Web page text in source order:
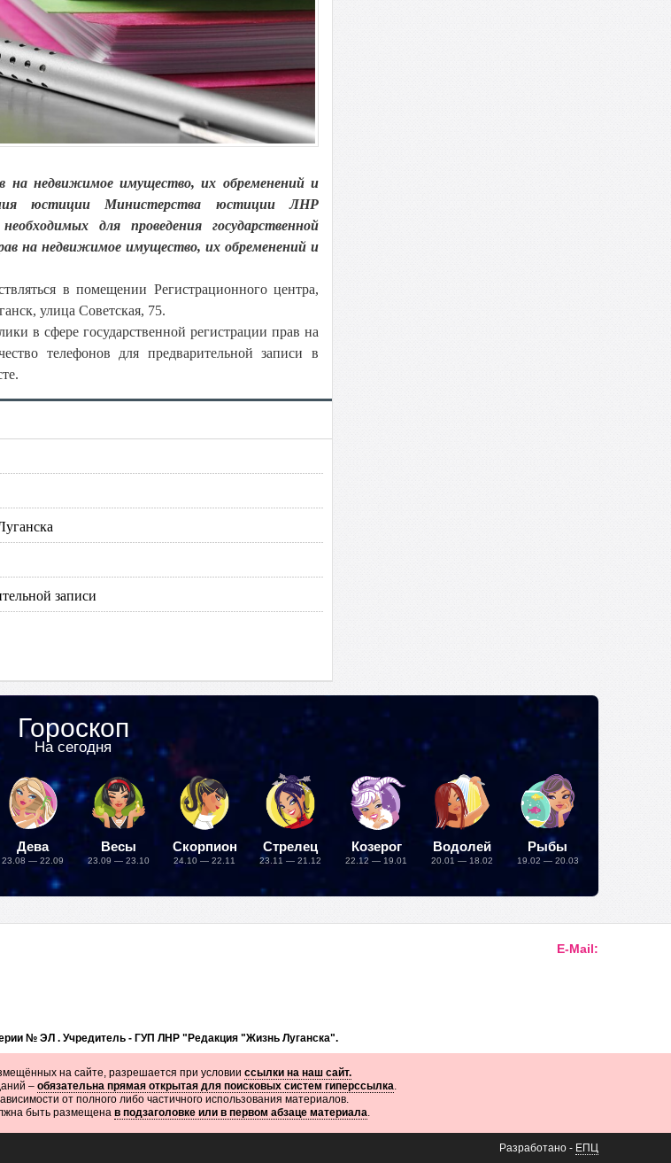
на недвижимое имущество, их обременений и
юстиции Министерства юстиции ЛНР
для проведения государственной
на недвижимое имущество, их обременений и
в помещении Регистрационного центра,
улица Советская, 75.
в сфере государственной регистрации прав на
телефонов для предварительной записи в
записи
Гороскоп
На сегодня
Дева
23.08 — 22.09
Весы
23.09 — 23.10
Скорпион
24.10 — 22.11
Стрелец
23.11 — 21.12
Козерог
22.12 — 19.01
Водолей
20.01 — 18.02
Рыбы
19.02 — 20.03
E-Mail:
№ ЭЛ . Учредитель - ГУП ЛНР "Редакция "Жизнь Луганска".
на сайте, разрешается при условии ссылки на наш сайт.
– обязательна прямая открытая для поисковых систем гиперссылка
от полного либо частичного использования материалов.
быть размещена в подзаголовке или в первом абзаце материала
Разработано - ЕПЦ